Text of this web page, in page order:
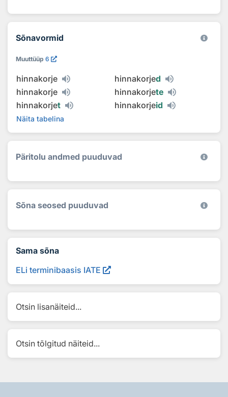
Sõnavormid
Muuttüüp 6
hinnakorje hinnakorjed
hinnakorje
hinnakorjete
hinnakorjet hinnakorjeid
Näita tabelina
Päritolu andmed puuduvad
Sõna seosed puuduvad
Sama sõna
ELi terminibaasis IATE
Otsin lisanäiteid...
Otsin tõlgitud näiteid...